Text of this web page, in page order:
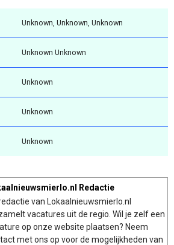
Unknown, Unknown, Unknown
Unknown Unknown
Unknown
Unknown
Unknown
Redactie
van Lokaalnieuwsmierlo.nl
vacatures uit de regio. Wil je zelf een
op onze website plaatsen? Neem
met ons op voor de mogelijkheden van